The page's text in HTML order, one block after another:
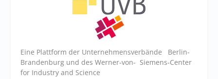
Eine Plattform der Unternehmensverbände Berlin-
Brandenburg und des Werner-von- Siemens-Center
for Industry and Science